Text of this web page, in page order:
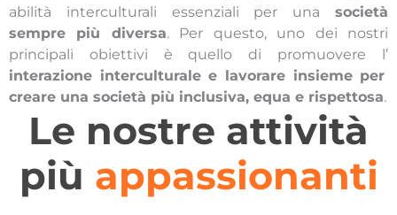
abilità interculturali essenziali per una società
sempre più diversa. Per questo, uno dei nostri
principali obiettivi è quello di promuovere l’
interazione interculturale e lavorare insieme per
creare una società più inclusiva, equa e rispettosa.
Le nostre attività
più appassionanti